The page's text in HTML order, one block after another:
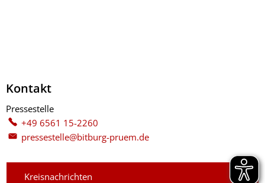
Kontakt
Pressestelle
+49 6561 15-2260
pressestelle@bitburg-pruem.de
Kreisnachrichten